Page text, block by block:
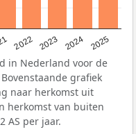
2022 2023 2024 2025
in Nederland voor de
grafiek
naar herkomst uit
herkomst van buiten
AS per jaar.